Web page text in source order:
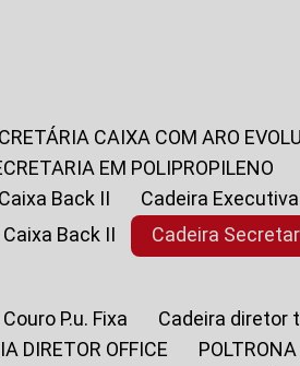
CAIXA COM ARO
EM POLIPROPILENO
Back II
Cadeira
Caixa Back II
Cadeira
P.u. Fixa
Cadeira diretor
DIRETOR OFFICE